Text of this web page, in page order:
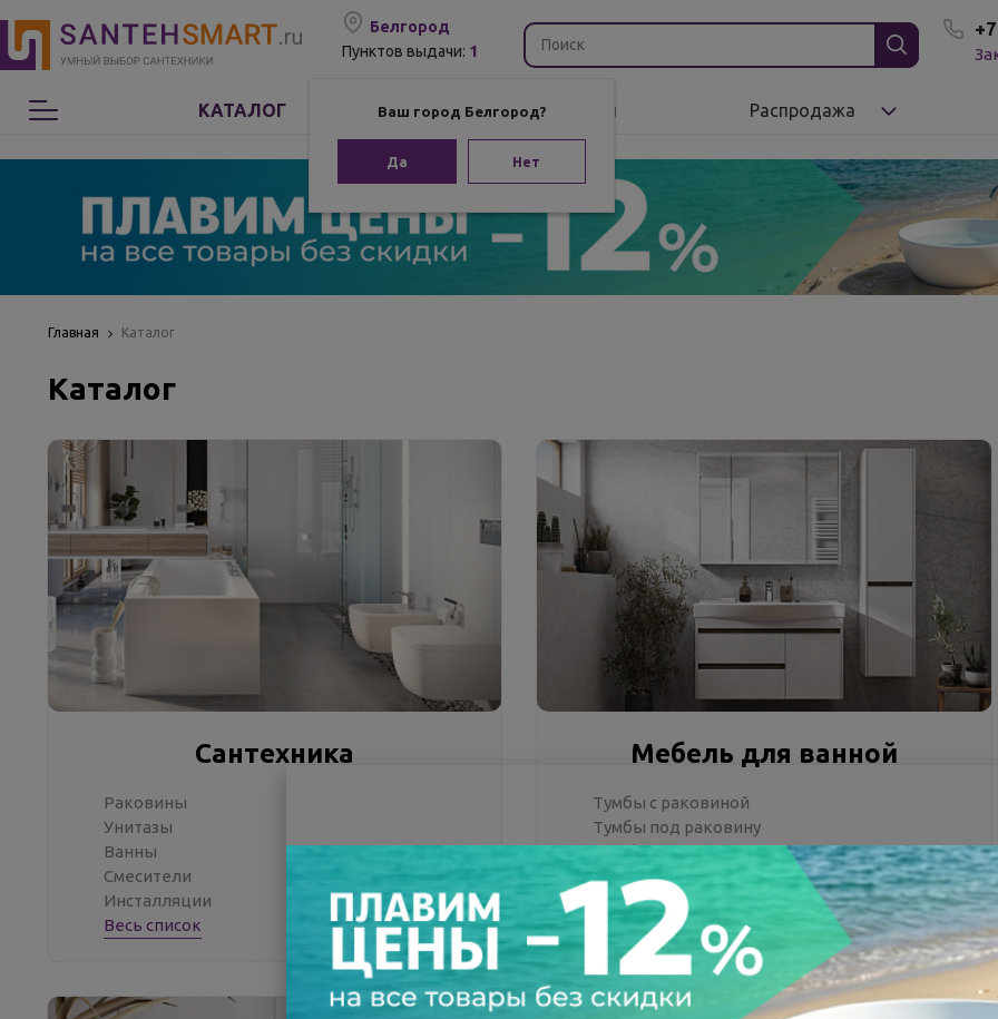
Белгород
Пунктов выдачи: 1
Ваш город Белгород?
Да Нет
КАТАЛОГ
Сантехника
Мебель для ванной
Аксессуары для ванной
Отопление
Комплектующие
Бренды Распродажа
Главная Каталог
Каталог
Сантехника
Раковины
Унитазы
Ванны
Смесители
Инсталляции
Весь список
Мебель для ванной
Тумбы с раковиной
Тумбы под раковину
Шкафы подвесные
Зеркальные шкафы для ванной
Зеркала в ванную комнату
Весь список